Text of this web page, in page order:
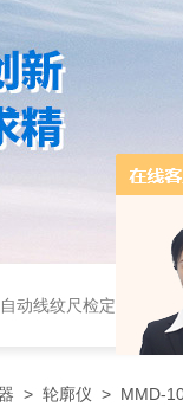
线纹尺检定仪,光谱铣
> 轮廓仪 > MMD-